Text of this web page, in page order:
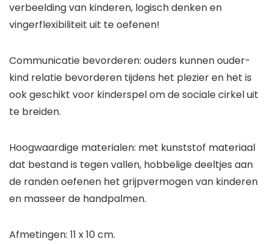
verbeelding van kinderen, logisch denken en
vingerflexibiliteit uit te oefenen!
Communicatie bevorderen: ouders kunnen ouder-
kind relatie bevorderen tijdens het plezier en het is
ook geschikt voor kinderspel om de sociale cirkel uit
te breiden.
Hoogwaardige materialen: met kunststof materiaal
dat bestand is tegen vallen, hobbelige deeltjes aan
de randen oefenen het grijpvermogen van kinderen
en masseer de handpalmen.
Afmetingen: 11 x 10 cm.